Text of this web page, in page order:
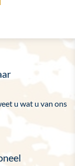
u wat u van ons